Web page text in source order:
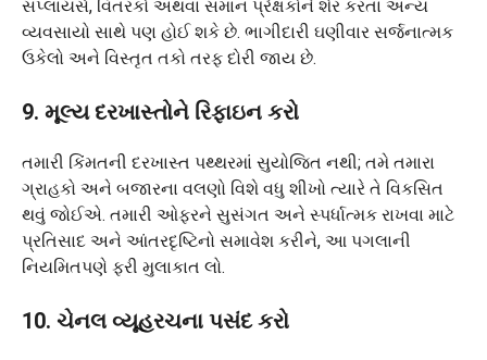
સપ્લાયર્સ, વિતરકો અથવા સમાન પ્રેક્ષકોને શેર કરતા અન્ય
વ્યવસાયો સાથે પણ હોઈ શકે છે. ભાગીદારી ઘણીવાર સર્જનાત્મક
ઉકેલો અને વિસ્તૃત તકો તરફ દોરી જાય છે.
9. મૂલ્ય દરખાસ્તોને રિફાઇન કરો
તમારી કિંમતની દરખાસ્ત પથ્થરમાં સુયોજિત નથી; તમે તમારા
ગ્રાહકો અને બજારના વલણો વિશે વધુ શીખો ત્યારે તે વિકસિત
થવું જોઈએ. તમારી ઓફરને સુસંગત અને સ્પર્ધાત્મક રાખવા માટે
પ્રતિસાદ અને આંતરદૃષ્ટિનો સમાવેશ કરીને, આ પગલાની
નિયમિતપણે ફરી મુલાકાત લો.
10. ચેનલ વ્યૂહરચના પસંદ કરો